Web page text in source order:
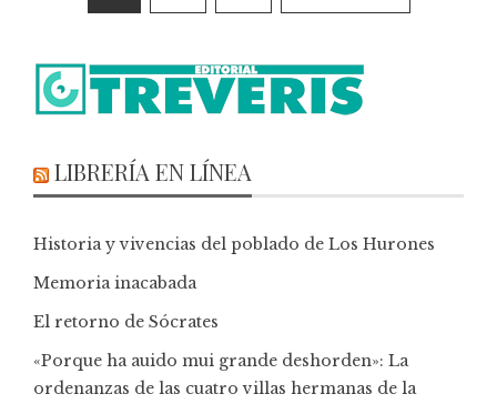
LIBRERÍA EN LÍNEA
Historia y vivencias del poblado de Los Hurones
Memoria inacabada
El retorno de Sócrates
«Porque ha auido mui grande deshorden»: La
ordenanzas de las cuatro villas hermanas de la